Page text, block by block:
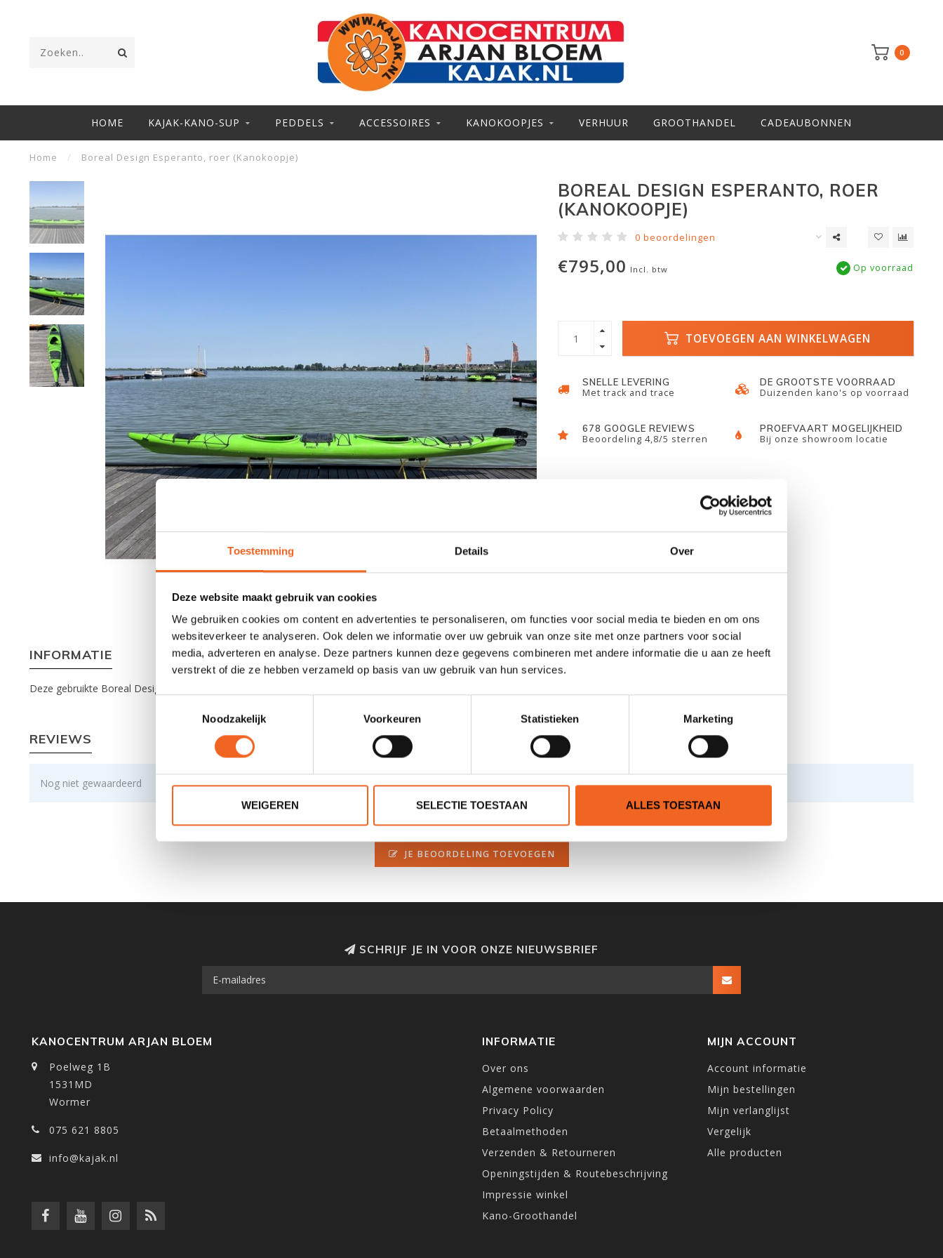
Toestemming Details Over
Deze website maakt gebruik van cookies
We gebruiken cookies om content en advertenties te personaliseren, om functies voor social media te bieden en om ons
websiteverkeer te analyseren. Ook delen we informatie over uw gebruik van onze site met onze partners voor social
media, adverteren en analyse. Deze partners kunnen deze gegevens combineren met andere informatie die u aan ze heeft
verstrekt of die ze hebben verzameld op basis van uw gebruik van hun services.
Noodzakelijk
Voorkeuren Statistieken Marketing
WEIGEREN SELECTIE TOESTAAN ALLES TOESTAAN
0
HOME KAJAK-KANO-SUP PEDDELS ACCESSOIRES KANOKOOPJES VERHUUR GROOTHANDEL CADEAUBONNEN
Home / Boreal Design Esperanto, roer (Kanokoopje)
BOREAL DESIGN ESPERANTO, ROER
(KANOKOOPJE)
0 beoordelingen
€795,00 Incl. btw Op voorraad
TOEVOEGEN AAN WINKELWAGEN
SNELLE LEVERING
Met track and trace
DE GROOTSTE VOORRAAD
Duizenden kano's op voorraad
678 GOOGLE REVIEWS
Beoordeling 4,8/5 sterren
PROEFVAART MOGELIJKHEID
Bij onze showroom locatie
INFORMATIE
Deze gebruikte Boreal Design Esperanto heeft zichtbare gebruikssporen. De Esperanto heeft 3 dekluiken, een roer en weegt rond de 51 kilogram.
REVIEWS
Nog niet gewaardeerd
0 sterren op basis van 0 beoordelingen
JE BEOORDELING TOEVOEGEN
SCHRIJF JE IN VOOR ONZE NIEUWSBRIEF
KANOCENTRUM ARJAN BLOEM
Poelweg 1B
1531MD
Wormer
075 621 8805
info@kajak.nl
INFORMATIE
Over ons
Algemene voorwaarden
Privacy Policy
Betaalmethoden
Verzenden & Retourneren
Openingstijden & Routebeschrijving
Impressie winkel
Kano-Groothandel
MIJN ACCOUNT
Account informatie
Mijn bestellingen
Mijn verlanglijst
Vergelijk
Alle producten